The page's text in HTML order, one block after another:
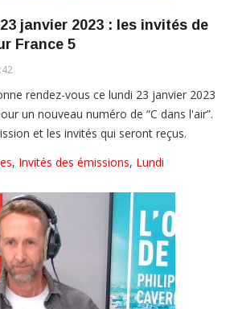
janvier 2023 : les invités de
France 5
rendez-vous ce lundi 23 janvier 2023
un nouveau numéro de “C dans l'air”.
et les invités qui seront reçus.
, Invités des émissions, Lundi